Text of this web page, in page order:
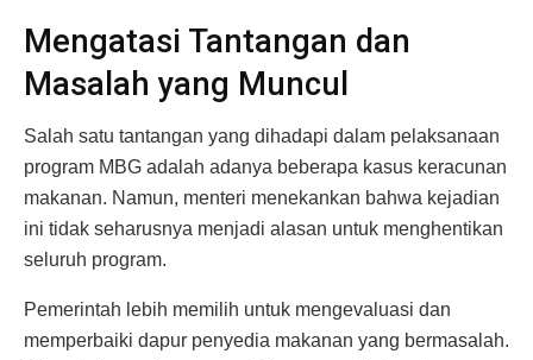
Mengatasi Tantangan dan
Masalah yang Muncul
Salah satu tantangan yang dihadapi dalam pelaksanaan
program MBG adalah adanya beberapa kasus keracunan
makanan. Namun, menteri menekankan bahwa kejadian
ini tidak seharusnya menjadi alasan untuk menghentikan
seluruh program.
Pemerintah lebih memilih untuk mengevaluasi dan
memperbaiki dapur penyedia makanan yang bermasalah.